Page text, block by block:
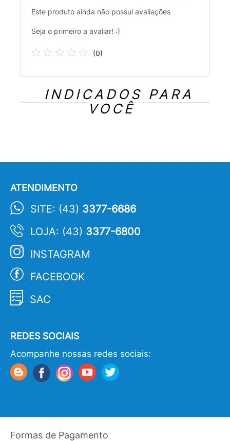
Este produto ainda não possui avaliações
Seja o primeiro a avaliar! :)
(0)
INDICADOS PARA
VOCÊ
ATENDIMENTO
SITE: (43) 3377-6686
LOJA: (43) 3377-6800
INSTAGRAM
FACEBOOK
SAC
REDES SOCIAIS
Acompanhe nossas redes sociais:
Formas de Pagamento